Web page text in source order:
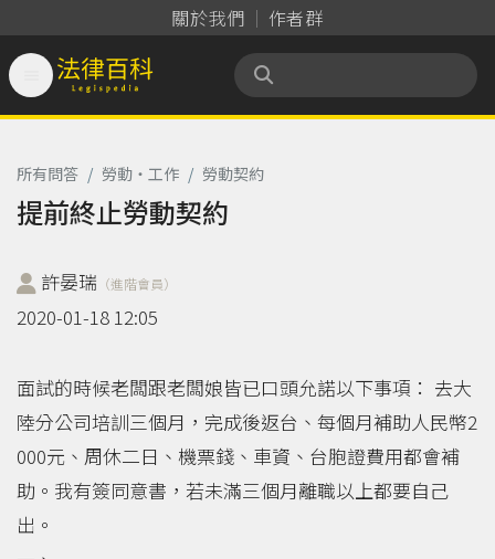
關於我們 作者群
法律百科 Legispedia
所有問答 / 勞動‧工作 / 勞動契約
提前終止勞動契約
許晏瑞 （進階會員）
2020-01-18 12:05
面試的時候老闆跟老闆娘皆已口頭允諾以下事項： 去大
陸分公司培訓三個月，完成後返台、每個月補助人民幣2
000元、周休二日、機票錢、車資、台胞證費用都會補
助。我有簽同意書，若未滿三個月離職以上都要自己
出。